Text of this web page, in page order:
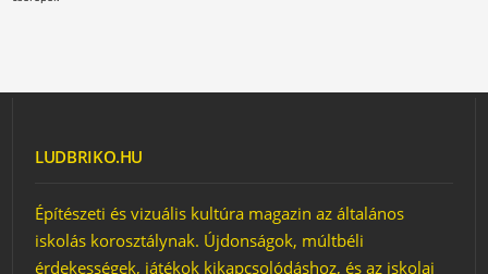
LUDBRIKO.HU
Építészeti és vizuális kultúra magazin az általános
iskolás korosztálynak. Újdonságok, múltbéli
érdekességek, játékok kikapcsolódáshoz, és az iskolai